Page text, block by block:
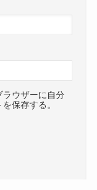
ウザーに自分
保存する。